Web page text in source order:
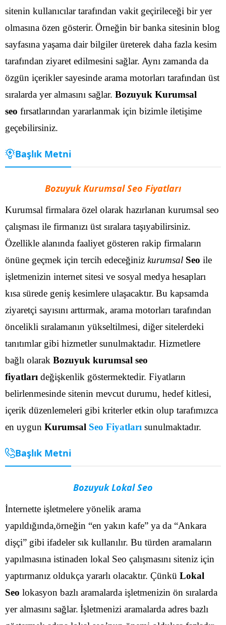
sitenin kullanıcılar tarafından vakit geçirileceği bir yer
olmasına özen gösterir. Örneğin bir banka sitesinin blog
sayfasına yaşama dair bilgiler üreterek daha fazla kesim
tarafından ziyaret edilmesini sağlar. Aynı zamanda da
özgün içerikler sayesinde arama motorları tarafından üst
sıralarda yer almasını sağlar. Bozuyuk Kurumsal
seo fırsatlarından yararlanmak için bizimle iletişime
geçebilirsiniz.
Başlık Metni
Bozuyuk Kurumsal Seo Fiyatları
Kurumsal firmalara özel olarak hazırlanan kurumsal seo
çalışması ile firmanızı üst sıralara taşıyabilirsiniz.
Özellikle alanında faaliyet gösteren rakip firmaların
önüne geçmek için tercih edeceğiniz kurumsal Seo ile
işletmenizin internet sitesi ve sosyal medya hesapları
kısa sürede geniş kesimlere ulaşacaktır. Bu kapsamda
ziyaretçi sayısını arttırmak, arama motorları tarafından
öncelikli sıralamanın yükseltilmesi, diğer sitelerdeki
tanıtımlar gibi hizmetler sunulmaktadır. Hizmetlere
bağlı olarak Bozuyuk kurumsal seo
fiyatları değişkenlik göstermektedir. Fiyatların
belirlenmesinde sitenin mevcut durumu, hedef kitlesi,
içerik düzenlemeleri gibi kriterler etkin olup tarafımızca
en uygun Kurumsal Seo Fiyatları sunulmaktadır.
Başlık Metni
Bozuyuk Lokal Seo
İnternette işletmelere yönelik arama
yapıldığında,örneğin “en yakın kafe” ya da “Ankara
dişçi” gibi ifadeler sık kullanılır. Bu türden aramaların
yapılmasına istinaden lokal Seo çalışmasını siteniz için
yaptırmanız oldukça yararlı olacaktır. Çünkü Lokal
Seo lokasyon bazlı aramalarda işletmenizin ön sıralarda
yer almasını sağlar. İşletmenizi aramalarda adres bazlı